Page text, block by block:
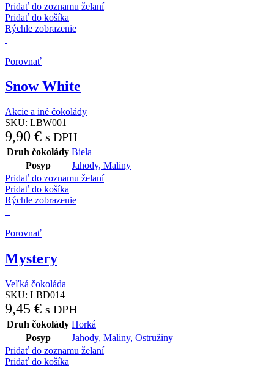
Pridať do zoznamu želaní
Pridať do košíka
Rýchle zobrazenie
Porovnať
Snow White
Akcie a iné čokolády
SKU: LBW001
9,90 € s DPH
Druh čokolády Biela
Posyp
Jahody, Maliny
Pridať do zoznamu želaní
Pridať do košíka
Rýchle zobrazenie
Porovnať
Mystery
Veľká čokoláda
SKU: LBD014
9,45 € s DPH
Druh čokolády Horká
Posyp
Jahody, Maliny, Ostružiny
Pridať do zoznamu želaní
Pridať do košíka